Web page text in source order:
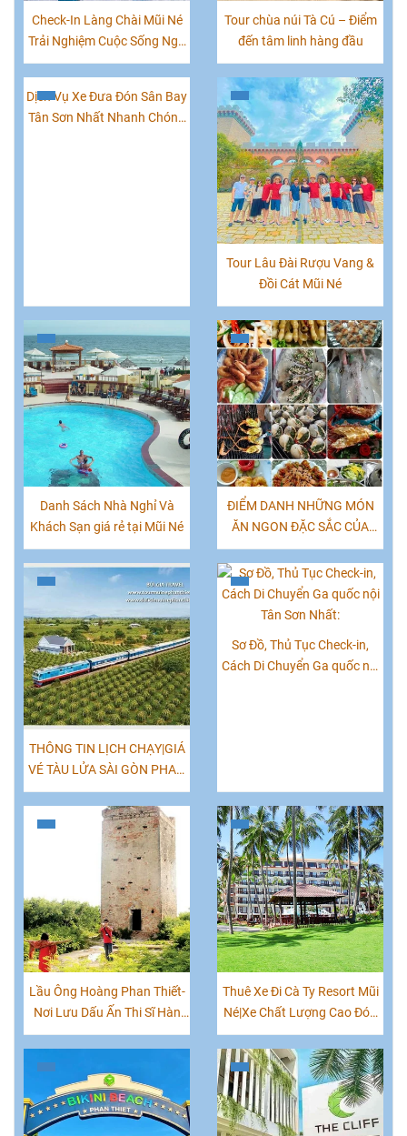
Check-In Làng Chài Mũi Né
Trải Nghiệm Cuộc Sống Ngư
Dân Xứ Biển
Tour chùa núi Tà Cú – Điểm
đến tâm linh hàng đầu
Dịch Vụ Xe Đưa Đón Sân Bay
Tân Sơn Nhất Nhanh Chóng
Tour Lâu Đài Rượu Vang &
Đồi Cát Mũi Né
Danh Sách Nhà Nghỉ Và
Khách Sạn giá rẻ tại Mũi Né
ĐIỂM DANH NHỮNG MÓN
ĂN NGON ĐẶC SẮC CỦA
PHAN THIẾT, MŨI NÉ
THÔNG TIN LỊCH CHẠY|GIÁ
VÉ TÀU LỬA SÀI GÒN PHAN
THIẾT
Sơ Đồ, Thủ Tục Check-in,
Cách Di Chuyển Ga quốc nội
Lầu Ông Hoàng Phan Thiết-
Nơi Lưu Dấu Ấn Thi Sĩ Hàn
Mặc Tử
Thuê Xe Đi Cà Ty Resort Mũi
Né|Xe Chất Lượng Cao Đón
Khách Tận Nơi